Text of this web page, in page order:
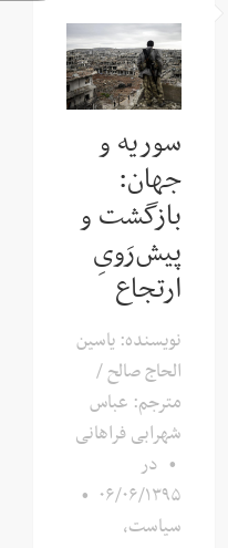
سوریه و
جهان:
بازگشت و
پیش‌رَویِ
ارتجاع
نویسنده: یاسین
الحاج صالح /
مترجم: عباس
شهرابی فراهانی
• در
۰۶/۰۶/۱۳۹۵ •
سیاست,